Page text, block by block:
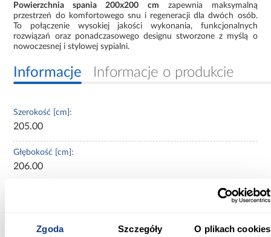
Zgoda Szczegóły O plikach cookies
Powierzchnia spania 200x200 cm zapewnia maksymalną
przestrzeń do komfortowego snu i regeneracji dla dwóch osób.
To połączenie wysokiej jakości wykonania, funkcjonalnych
rozwiązań oraz ponadczasowego designu stworzone z myślą o
nowoczesnej i stylowej sypialni.
Informacje Informacje o produkcie
Szerokość [cm]:
205.00
Głębokość [cm]:
206.00
Wysokość do siedziska [cm]: